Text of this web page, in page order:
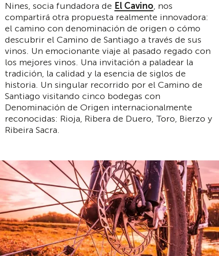
Nines, socia fundadora de El Cavino, nos
compartirá otra propuesta realmente innovadora:
el camino con denominación de origen o cómo
descubrir el Camino de Santiago a través de sus
vinos. Un emocionante viaje al pasado regado con
los mejores vinos. Una invitación a paladear la
tradición, la calidad y la esencia de siglos de
historia. Un singular recorrido por el Camino de
Santiago visitando cinco bodegas con
Denominación de Origen internacionalmente
reconocidas: Rioja, Ribera de Duero, Toro, Bierzo y
Ribeira Sacra.